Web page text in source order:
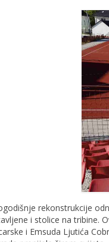
rekonstrukcije
i stolice na tribine.
i Emsuda Ljutića